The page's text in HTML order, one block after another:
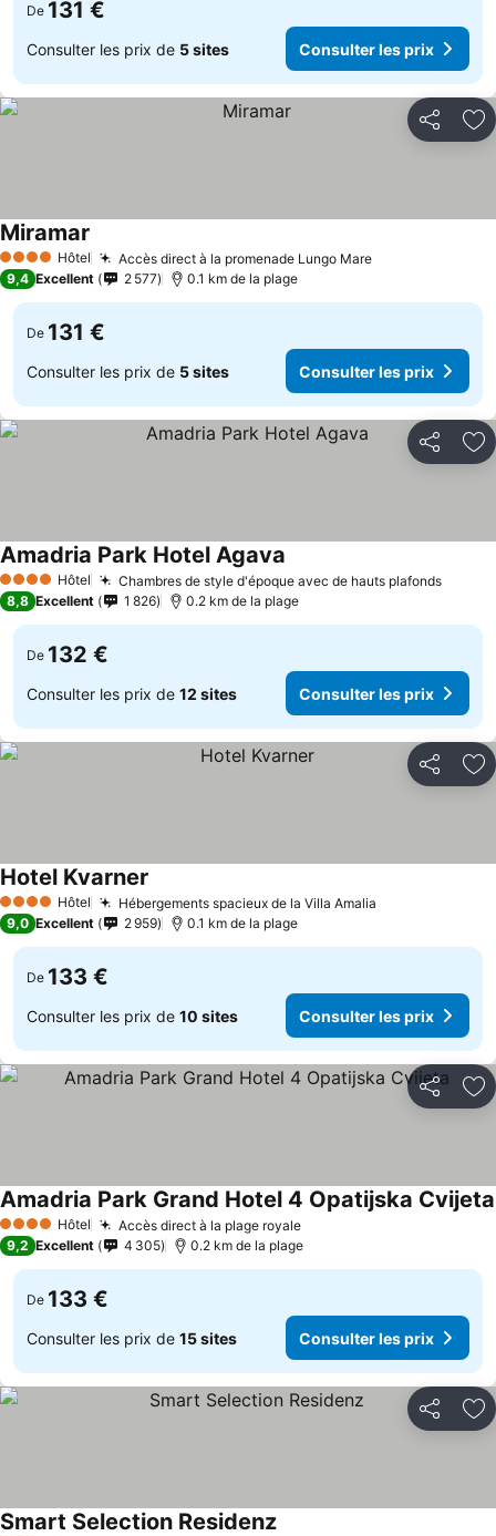
De 131 €
Consulter les prix de 5 sites Consulter les prix
Partager
4 Étoiles Hôtel Accès direct à la promenade Lungo Mare
Miramar
9,4 Excellent 2 577 0.1 km de la plage
De 131 €
Consulter les prix de 5 sites Consulter les prix
Partager
4 Étoiles Hôtel Chambres de style d'époque avec de hauts plafonds
Amadria Park Hotel Agava
8,8 Excellent 1 826 0.2 km de la plage
De 132 €
Consulter les prix de 12 sites Consulter les prix
Partager
4 Étoiles Hôtel Hébergements spacieux de la Villa Amalia
Hotel Kvarner
9,0 Excellent 2 959 0.1 km de la plage
De 133 €
Consulter les prix de 10 sites Consulter les prix
Partager
4 Étoiles Hôtel Accès direct à la plage royale
Amadria Park Grand Hotel 4 Opatijska Cvijeta
9,2 Excellent 4 305 0.2 km de la plage
De 133 €
Consulter les prix de 15 sites Consulter les prix
Partager
Smart Selection Residenz